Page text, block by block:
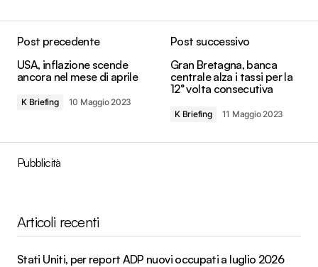
Post precedente
USA, inflazione scende
ancora nel mese di aprile
K Briefing 10 Maggio 2023
Post successivo
Gran Bretagna, banca
centrale alza i tassi per la
12° volta consecutiva
K Briefing 11 Maggio 2023
Pubblicità
Articoli recenti
Stati Uniti, per report ADP nuovi occupati a luglio 2026